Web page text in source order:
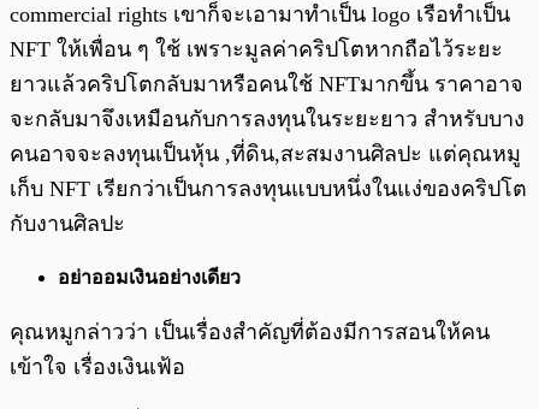
commercial rights เขาก็จะเอามาทำเป็น logo เรือทำเป็น
NFT ให้เพื่อน ๆ ใช้ เพราะมูลค่าคริปโตหากถือไว้ระยะ
ยาวแล้วคริปโตกลับมาหรือคนใช้ NFTมากขึ้น ราคาอาจ
จะกลับมาจึงเหมือนกับการลงทุนในระยะยาว สำหรับบาง
คนอาจจะลงทุนเป็นหุ้น ,ที่ดิน,สะสมงานศิลปะ แต่คุณหมู
เก็บ NFT เรียกว่าเป็นการลงทุนแบบหนึ่งในแง่ของคริปโต
กับงานศิลปะ
อย่าออมเงินอย่างเดียว
คุณหมูกล่าวว่า เป็นเรื่องสำคัญที่ต้องมีการสอนให้คน
เข้าใจ เรื่องเงินเฟ้อ